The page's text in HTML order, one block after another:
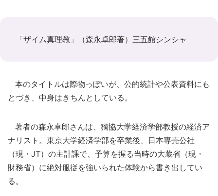
「ザイム真理教」（森永卓郎著）三五館シンシャ
本のタイトルは際物っぽいが、公的統計や公表資料にも
とづき、中身はきちんとしている。
著者の森永卓郎さんは、獨協大学経済学部教授の経済ア
ナリスト。東京大学経済学部を卒業後、日本専売公社
（現・JT）の主計課で、予算を握る当時の大蔵省（現・
財務省）に絶対服従を強いられた体験から書き出してい
る。